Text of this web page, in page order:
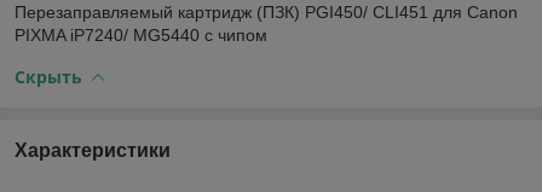
Перезаправляемый картридж (ПЗК) PGI450/ CLI451 для Canon
PIXMA iP7240/ MG5440 с чипом
Скрыть
Характеристики